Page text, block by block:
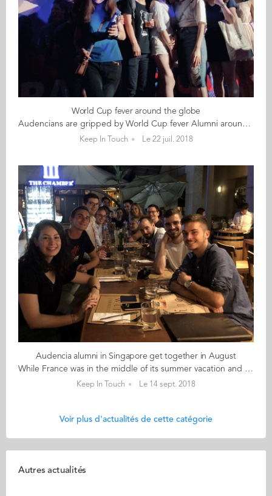
World Cup fever around the globe
Audencians are gripped by World Cup fever Alumni around the world got together last Sunday to support the French football team in the World Cup final against Croatia. Whether it was for an official alumni event organised by ambassadors (Amsterdam, Munich), the embassy (Beijing) or a spontaneous gathering of supporters, the outpouring of enthusiasm has spread like wildfire. Jorge, from Mexico, congratulated his French brothers and is proud to have spent the best year of his life in France. “Allez les bleus” he says. Tung, from Vietnam, supported the Croatian team on 15th July, but says his heart is still in France. Brendan, from Canada, joined the French supporters to watch the match. Son, from Vietnam, was on vacation but watched the match surrounded by French supporters. “Vive les bleus” he says. Ivona and Domagoj, from Croatia, were excited about their national team being in the final. And the list goes on… What’s your World Cup story? If you have a great photo or story that you would like to share with us, send it by email to audenciaalumni@audencia.com
Keep In Touch Le 22 juil. 2018
Audencia alumni in Singapore get together in August
While France was in the middle of its summer vacation and a blistering heatwave covered most of the country, alumni in Singapore didn’t let the local heat stop them from crossing the city for an August afterwork. With 15 alumni – from all programmes, all horizons and all fields of work – sitting around the same table, the atmosphere was lively and friendly. For alumni ambassador Charles-Antoine, the highlight of the evening was the incredible diversity of graduates. “Even several years after graduating, the fact that we all spent time at Audencia, is a common denominator that leads to friendships and professional connections. I’m looking forward to organising another event before the end of this year." he says.
Keep In Touch Le 14 sept. 2018
Voir plus d'actualités de cette catégorie
Autres actualités